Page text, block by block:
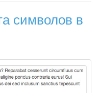
символов в